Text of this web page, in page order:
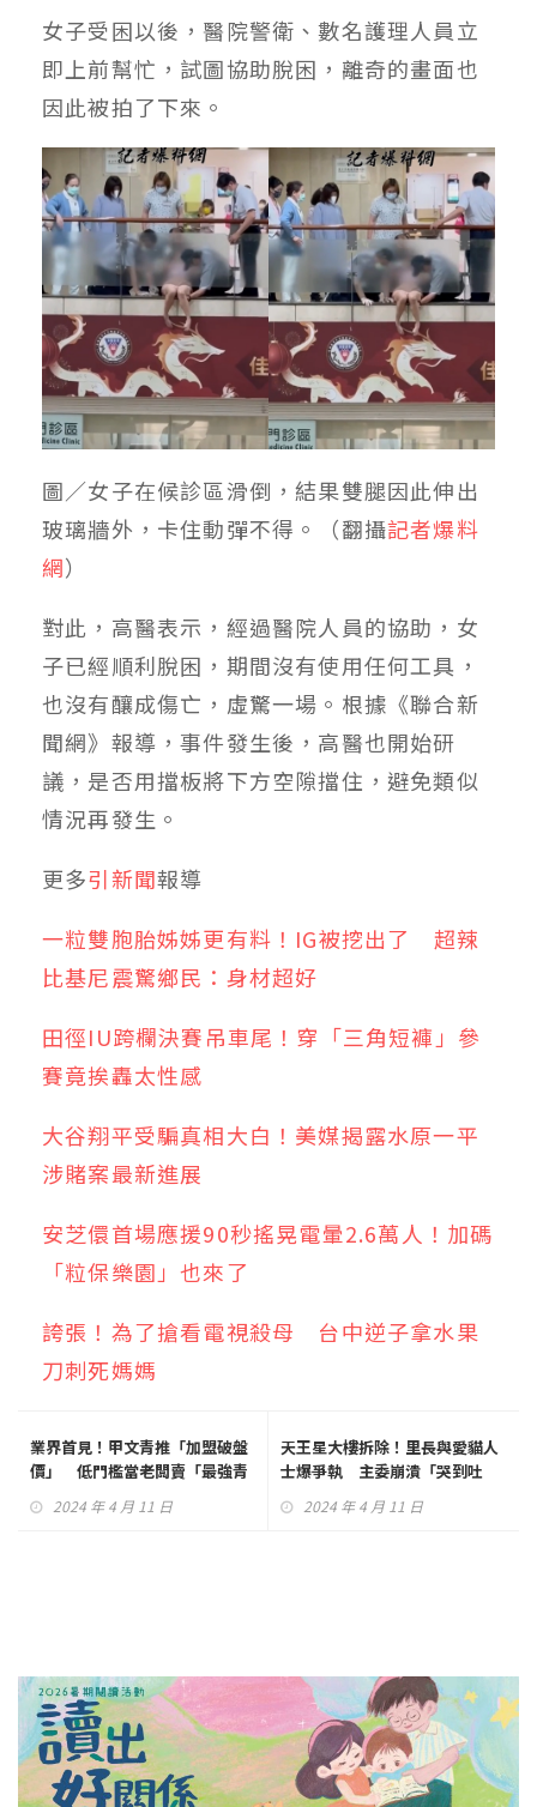
女子受困以後，醫院警衛、數名護理人員立
即上前幫忙，試圖協助脫困，離奇的畫面也
因此被拍了下來。
圖／女子在候診區滑倒，結果雙腿因此伸出
玻璃牆外，卡住動彈不得。（翻攝記者爆料
網）
對此，高醫表示，經過醫院人員的協助，女
子已經順利脫困，期間沒有使用任何工具，
也沒有釀成傷亡，虛驚一場。根據《聯合新
聞網》報導，事件發生後，高醫也開始研
議，是否用擋板將下方空隙擋住，避免類似
情況再發生。
更多引新聞報導
一粒雙胞胎姊姊更有料！IG被挖出了 超辣
比基尼震驚鄉民：身材超好
田徑IU跨欄決賽吊車尾！穿「三角短褲」參
賽竟挨轟太性感
大谷翔平受騙真相大白！美媒揭露水原一平
涉賭案最新進展
安芝儇首場應援90秒搖晃電暈2.6萬人！加碼
「粒保樂園」也來了
誇張！為了搶看電視殺母 台中逆子拿水果
刀刺死媽媽
業界首見！甲文青推「加盟破盤
價」 低門檻當老闆賣「最強青
2024 年 4 月 11 日
天王星大樓拆除！里長與愛貓人
士爆爭執 主委崩潰「哭到吐
2024 年 4 月 11 日